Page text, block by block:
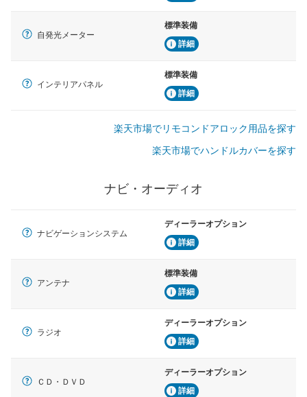
自発光メーター
標準装備
詳細
インテリアパネル
標準装備
詳細
楽天市場でリモコンドアロック用品を探す
楽天市場でハンドルカバーを探す
ナビ・オーディオ
ナビゲーションシステム
ディーラーオプション
詳細
アンテナ
標準装備
詳細
ラジオ
ディーラーオプション
詳細
ＣＤ・ＤＶＤ
ディーラーオプション
詳細